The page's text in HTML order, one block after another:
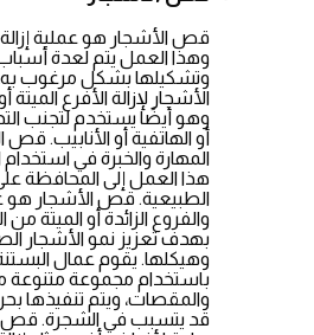
قص الأشجار هو عملية
وهذا العمل يتم لعدة
وتشكيلها بشكل مرغوب
الأشجار لإزالة الأفرع
وهو أيضًا يستخدم لتجنب
أو الهاتفية أو الأنابيب.
المهارة والخبرة في
هذا العمل إلى المحافظة
الطبيعية. قص الأشجار هو
والفروع الزائدة أو الميتة
بهدف تعزيز نمو الأشجار
وهيكلها. يقوم عمال
باستخدام مجموعة متنوعة
والمقصات، ويتم تنفيذها
قد يتسبب في الشجرة. قص